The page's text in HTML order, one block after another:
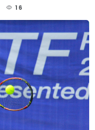
16